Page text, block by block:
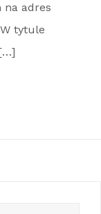
na adres
tytule